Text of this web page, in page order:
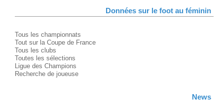
Données sur le foot au féminin
Tous les championnats
Tout sur la Coupe de France
Tous les clubs
Toutes les sélections
Ligue des Champions
Recherche de joueuse
News